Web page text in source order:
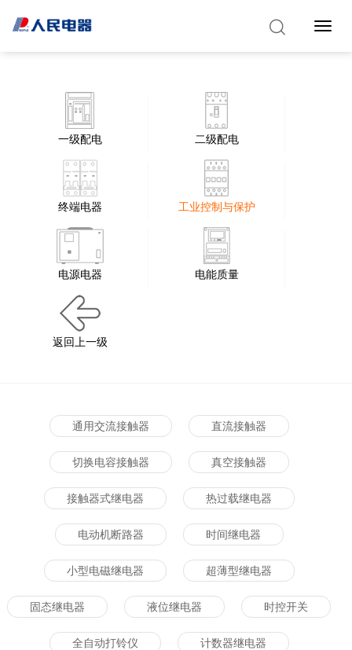
Toggle
一级配电 二级配电
终端电器 工业控制与保护
电源电器 电能质量
返回上一级
通用交流接触器 直流接触器
切换电容接触器 真空接触器
接触器式继电器 热过载继电器
电动机断路器 时间继电器
小型电磁继电器 超薄型继电器
固态继电器 液位继电器 时控开关
全自动打铃仪 计数器继电器